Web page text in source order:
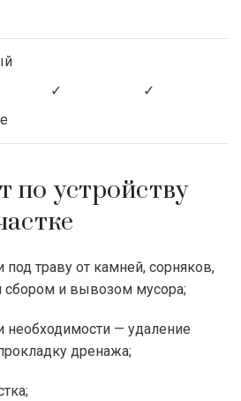
✓ ✓
по устройству
под траву от камней, сорняков,
и вывозом мусора;
необходимости — удаление
дренажа;